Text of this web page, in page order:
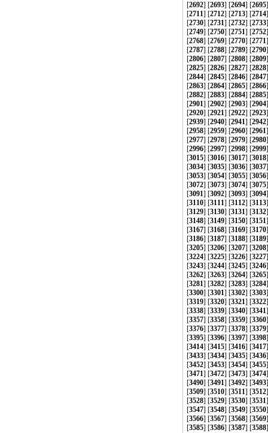
[2692] [2693] [2694] [2695
[2711] [2712] [2713] [2714
[2730] [2731] [2732] [2733
[2749] [2750] [2751] [2752
[2768] [2769] [2770] [2771
[2787] [2788] [2789] [2790
[2806] [2807] [2808] [2809
[2825] [2826] [2827] [2828
[2844] [2845] [2846] [2847
[2863] [2864] [2865] [2866
[2882] [2883] [2884] [2885
[2901] [2902] [2903] [2904
[2920] [2921] [2922] [2923
[2939] [2940] [2941] [2942
[2958] [2959] [2960] [2961
[2977] [2978] [2979] [2980
[2996] [2997] [2998] [2999
[3015] [3016] [3017] [3018
[3034] [3035] [3036] [3037
[3053] [3054] [3055] [3056
[3072] [3073] [3074] [3075
[3091] [3092] [3093] [3094
[3110] [3111] [3112] [3113
[3129] [3130] [3131] [3132
[3148] [3149] [3150] [3151
[3167] [3168] [3169] [3170
[3186] [3187] [3188] [3189
[3205] [3206] [3207] [3208
[3224] [3225] [3226] [3227
[3243] [3244] [3245] [3246
[3262] [3263] [3264] [3265
[3281] [3282] [3283] [3284
[3300] [3301] [3302] [3303
[3319] [3320] [3321] [3322
[3338] [3339] [3340] [3341
[3357] [3358] [3359] [3360
[3376] [3377] [3378] [3379
[3395] [3396] [3397] [3398
[3414] [3415] [3416] [3417
[3433] [3434] [3435] [3436
[3452] [3453] [3454] [3455
[3471] [3472] [3473] [3474
[3490] [3491] [3492] [3493
[3509] [3510] [3511] [3512
[3528] [3529] [3530] [3531
[3547] [3548] [3549] [3550
[3566] [3567] [3568] [3569
[3585] [3586] [3587] [3588